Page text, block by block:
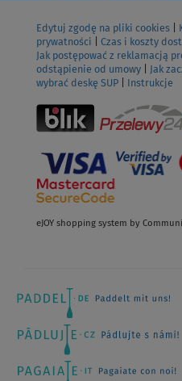
Edytuj zgodę na pliki cookies
prywatności
Czas i koszty
Jak postępować z reklamacją
odstąpienie od umowy
Jak
wybrać deskę SUP
Instrukcje
eJOY shopping system by